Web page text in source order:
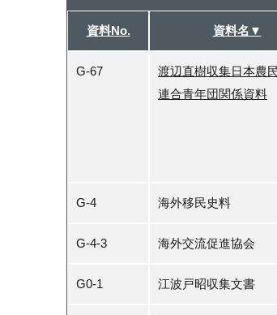
資料No. 資料名▼
G-67
渡辺直樹収集日本農
連合青年団関係資料
G-4 海外移民史料
G-4-3 海外交流促進協会
G0-1 江波戸昭収集文書